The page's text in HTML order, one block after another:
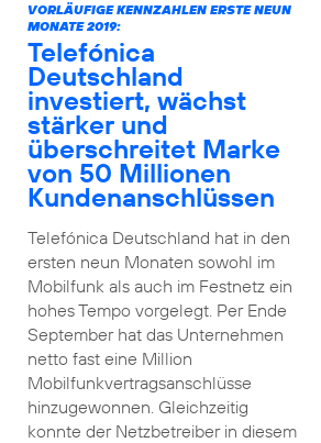
VORLÄUFIGE KENNZAHLEN ERSTE NEUN
MONATE 2019:
Telefónica
Deutschland
investiert, wächst
stärker und
überschreitet Marke
von 50 Millionen
Kundenanschlüssen
Telefónica Deutschland hat in den
ersten neun Monaten sowohl im
Mobilfunk als auch im Festnetz ein
hohes Tempo vorgelegt. Per Ende
September hat das Unternehmen
netto fast eine Million
Mobilfunkvertragsanschlüsse
hinzugewonnen. Gleichzeitig
konnte der Netzbetreiber in diesem